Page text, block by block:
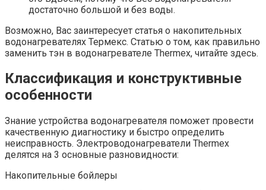
достаточно большой и без воды.
Возможно, Вас заинтересует статья о накопительных
водонагревателях Термекс. Статью о том, как правильно
заменить тэн в водонагревателе Thermex, читайте здесь.
Классификация и конструктивные
особенности
Знание устройства водонагревателя поможет провести
качественную диагностику и быстро определить
неисправность. Электроводонагреватели Thermex
делятся на 3 основные разновидности:
Накопительные бойлеры